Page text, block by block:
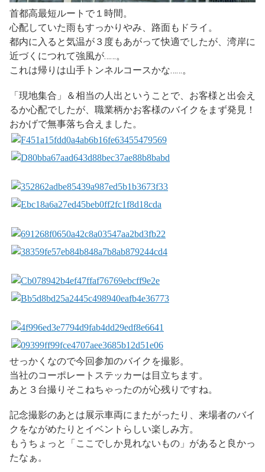
首都高最短ルートで１時間。
心配していた雨もすっかりやみ、路面もドライ。
都内に入ると気温が３度もあがって快適でしたが、湾岸に
近づくにつれて強風が……。
これは帰りは山手トンネルコースかな……。
「現地集合」＆相当の人出ということで、お客様と出会え
るか心配でしたが、職業柄かお客様のバイクをまず発見！
おかげで無事落ち合えました。
せっかくなので今回参加のバイクを撮影。
当社のコーポレートステッカーは目立ちます。
あと３台撮りそこねちゃったのが心残りですね。
記念撮影のあとは展示車両にまたがったり、来場者のバイ
クをながめたりとイベントらしい楽しみ方。
もうちょっと「ここでしか見れないもの」があると良かっ
たなぁ。